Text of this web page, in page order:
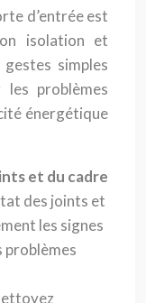
d’entrée est
isolation et
simples
problèmes
énergétique
et du cadre
des joints et
les signes